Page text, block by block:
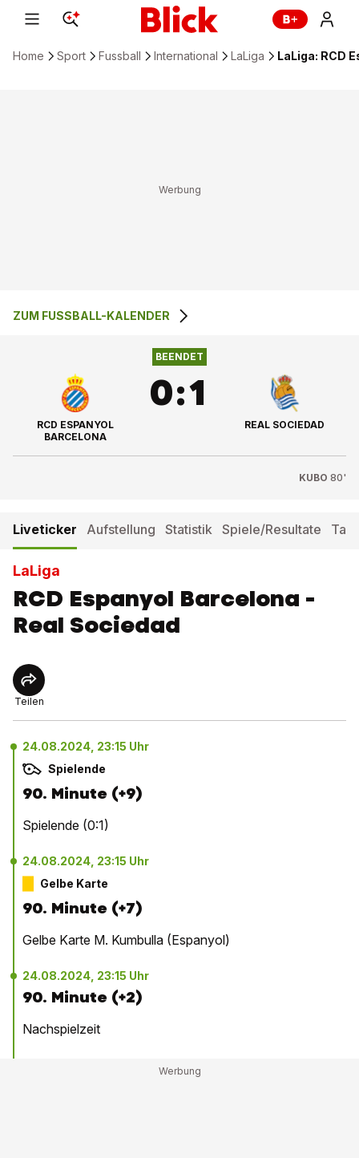
Home Sport Fussball International LaLiga LaLiga: RCD
RCD ESPANYOL
0 :1
ZUM FUSSBALL-KALENDER
RCD ESPANYOL
BARCELONA
BEENDET
0:1
REAL SOCIEDAD
KUBO 80'
Liveticker Aufstellung Statistik Spiele/Resultate
LaLiga
RCD Espanyol Barcelona -
Real Sociedad
Teilen
24.08.2024, 23:15 Uhr
Spielende
90. Minute (+9)
Spielende (0:1)
24.08.2024, 23:15 Uhr
Gelbe Karte
90. Minute (+7)
Gelbe Karte M. Kumbulla (Espanyol)
24.08.2024, 23:15 Uhr
90. Minute (+2)
Nachspielzeit